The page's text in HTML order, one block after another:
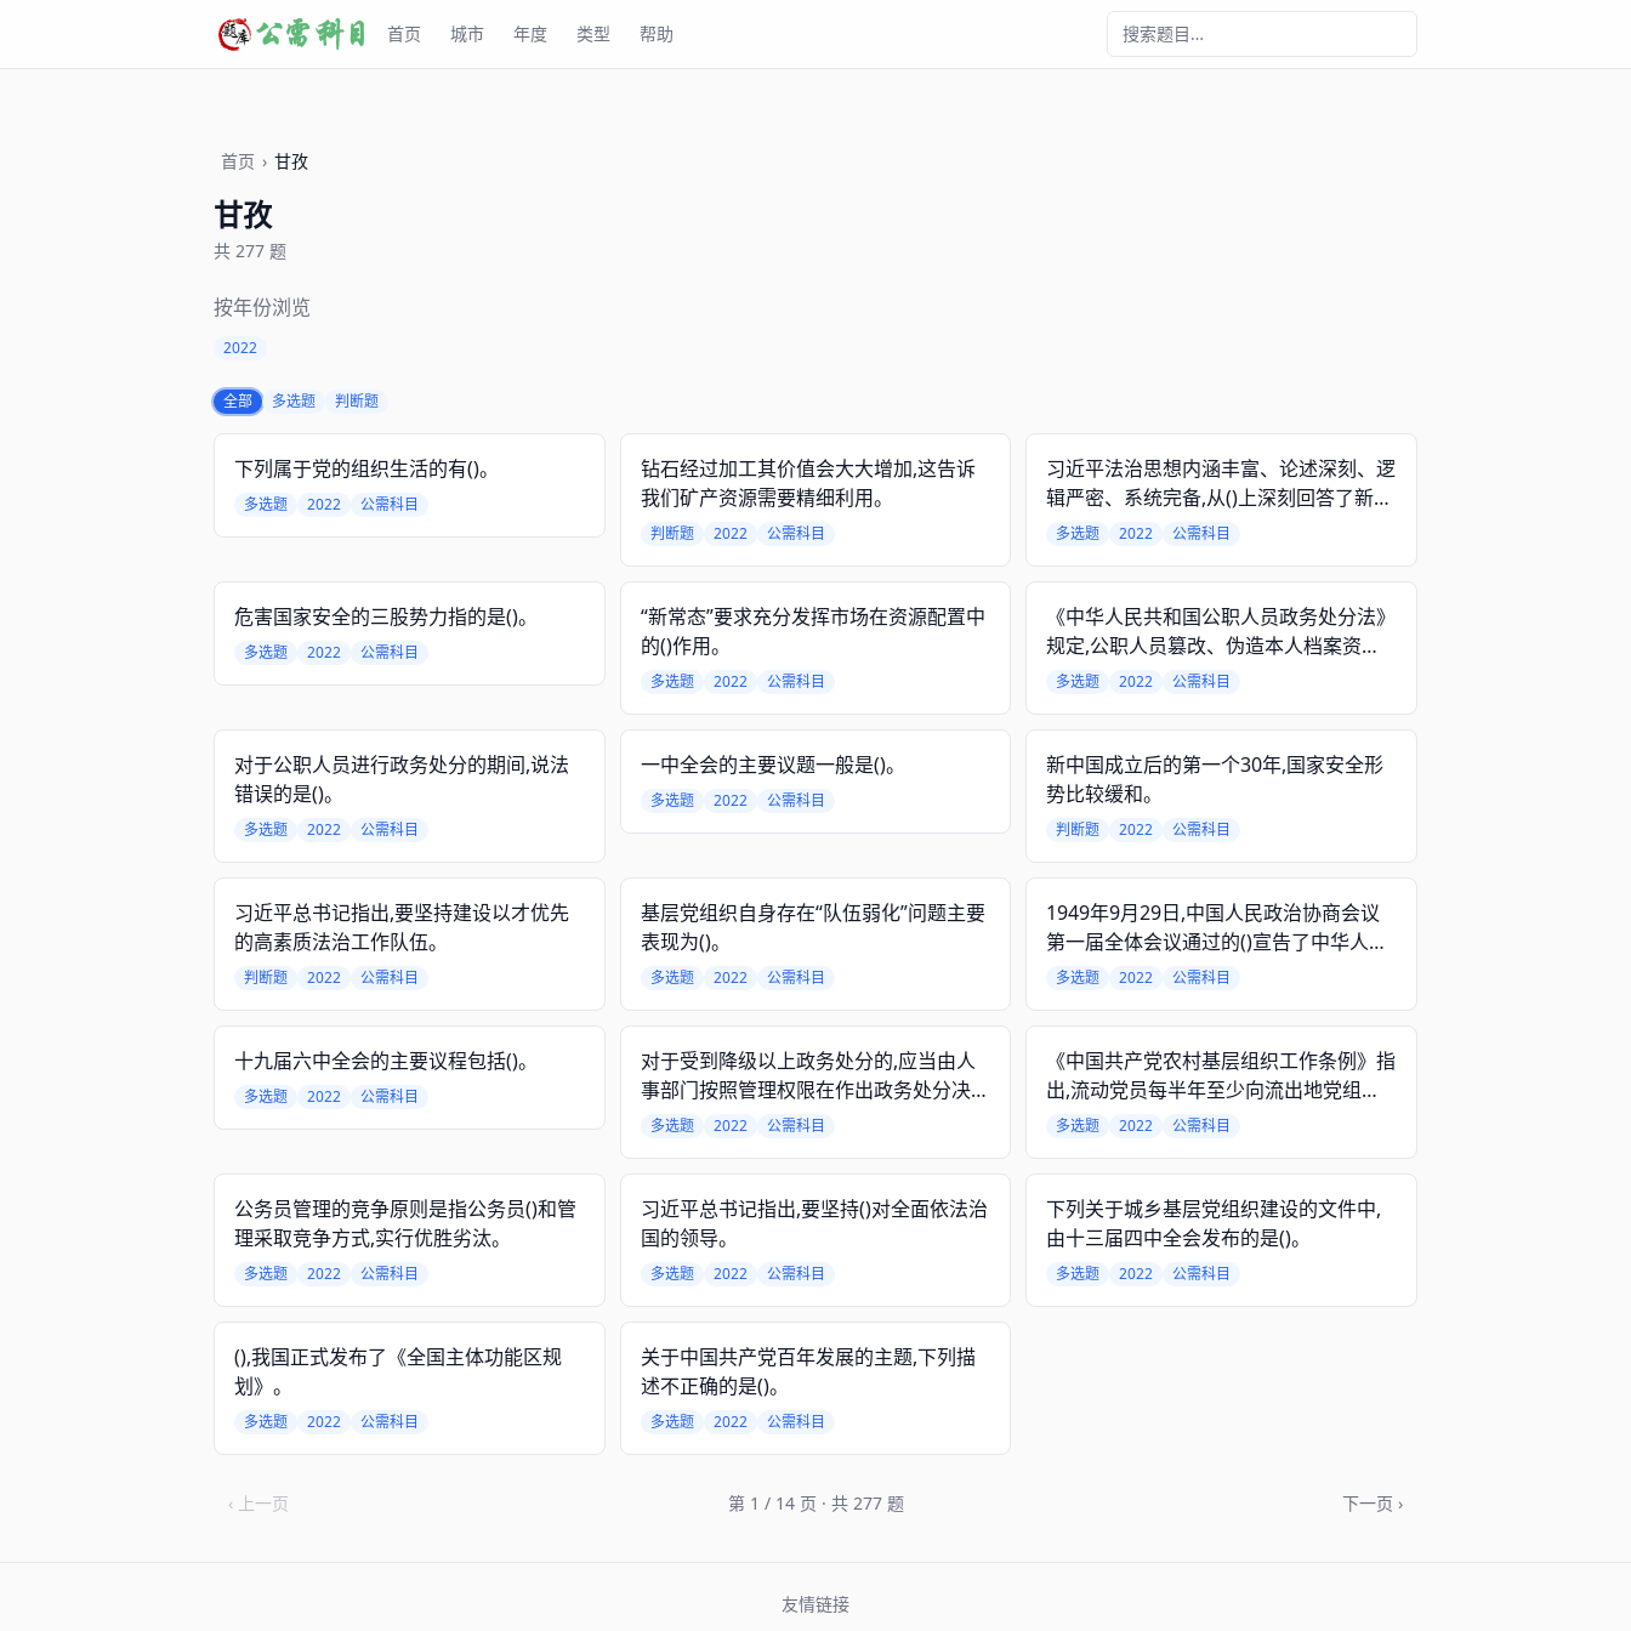
首页 城市 年度 类型 帮助
首页 › 甘孜
甘孜
共 277 题
按年份浏览
2022
全部 多选题 判断题
下列属于党的组织生活的有()。
多选题 2022 公需科目
钻石经过加工其价值会大大增加,这告诉
我们矿产资源需要精细利用。
判断题 2022 公需科目
习近平法治思想内涵丰富、论述深刻、逻
辑严密、系统完备,从()上深刻回答了新时
代为什么实行全面依法治国、怎样实行全
多选题 2022 公需科目
危害国家安全的三股势力指的是()。
多选题 2022 公需科目
“新常态”要求充分发挥市场在资源配置中
的()作用。
多选题 2022 公需科目
《中华人民共和国公职人员政务处分法》
规定,公职人员篡改、伪造本人档案资料
的,予以();情节严重的,予以降级或者撤
多选题 2022 公需科目
对于公职人员进行政务处分的期间,说法
错误的是()。
多选题 2022 公需科目
一中全会的主要议题一般是()。
多选题 2022 公需科目
新中国成立后的第一个30年,国家安全形
势比较缓和。
判断题 2022 公需科目
习近平总书记指出,要坚持建设以才优先
的高素质法治工作队伍。
判断题 2022 公需科目
基层党组织自身存在“队伍弱化”问题主要
表现为()。
多选题 2022 公需科目
1949年9月29日,中国人民政治协商会议
第一届全体会议通过的()宣告了中华人民
共和国的成立,标志着中国人民从此站起
多选题 2022 公需科目
十九届六中全会的主要议程包括()。
多选题 2022 公需科目
对于受到降级以上政务处分的,应当由人
事部门按照管理权限在作出政务处分决定
后()个月内办理职务、工资及其他有关待
适当延长办理期限,但是最长不得超过()个
月。
多选题 2022 公需科目
《中国共产党农村基层组织工作条例》指
出,流动党员每半年至少向流出地党组织
汇报()在外情况。
多选题 2022 公需科目
公务员管理的竞争原则是指公务员()和管
理采取竞争方式,实行优胜劣汰。
多选题 2022 公需科目
习近平总书记指出,要坚持()对全面依法治
国的领导。
多选题 2022 公需科目
下列关于城乡基层党组织建设的文件中,
由十三届四中全会发布的是()。
多选题 2022 公需科目
(),我国正式发布了《全国主体功能区规
划》。
多选题 2022 公需科目
关于中国共产党百年发展的主题,下列描
述不正确的是()。
多选题 2022 公需科目
‹ 上一页 第 1 / 14 页 · 共 277 题 下一页 ›
友情链接